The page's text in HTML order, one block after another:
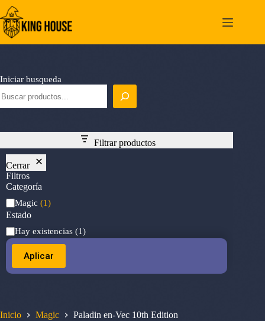
Saltar
al
contenido
Inicio Magic Paladin en-Vec 10th Edition
Iniciar busqueda
Filtrar productos
Cerrar
Filtros
Categoría
Categoría
Magic (1)
Estado
Estado
Hay existencias (1)
Aplicar